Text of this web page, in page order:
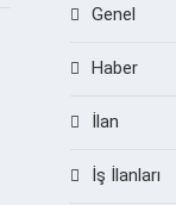
Genel
Haber
İlan
İş İlanları